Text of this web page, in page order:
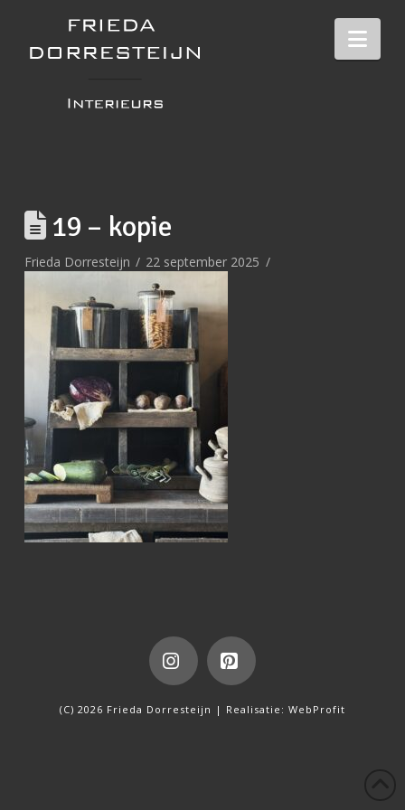
19 – kopie
Frieda Dorresteijn 22 september 2025
InstagramPinterest
(C) 2026 Frieda Dorresteijn | Realisatie: WebProfit